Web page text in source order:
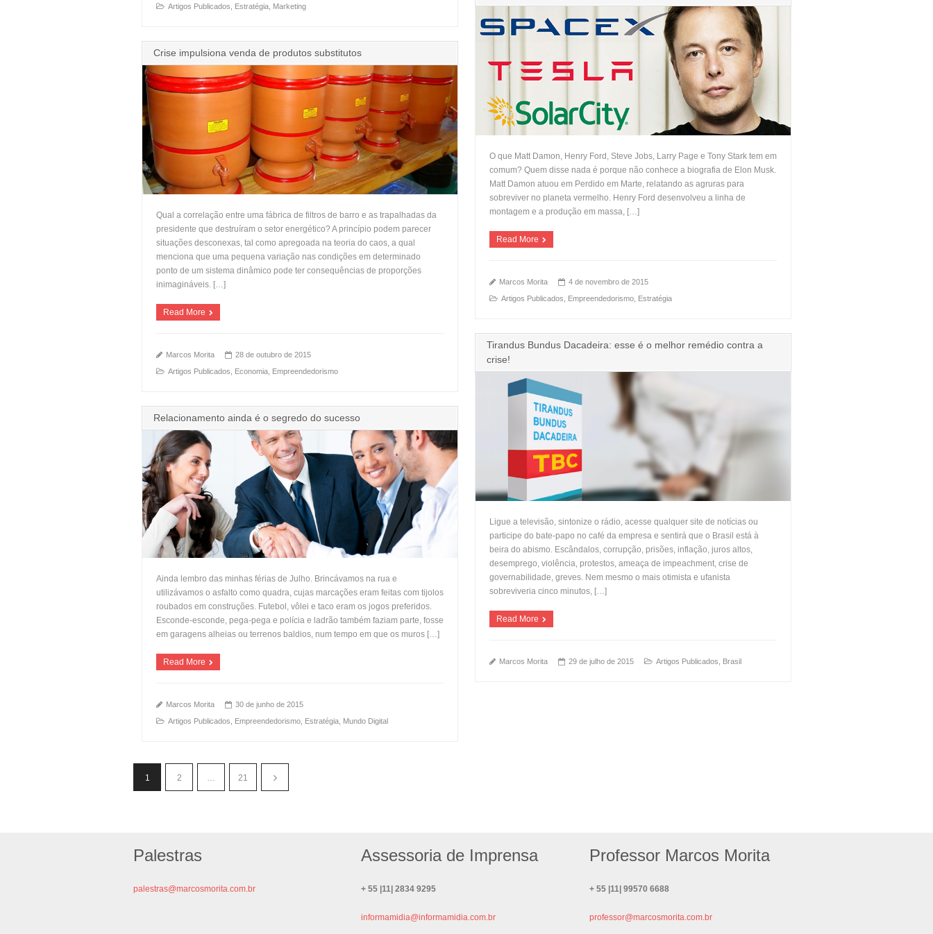
Artigos Publicados
Estratégia Marketing
O que Matt Damon, Henry Ford, Steve Jobs, Larry Page e Tony Stark tem em
comum? Quem disse nada é porque não conhece a biografia de Elon Musk.
Matt Damon atuou em Perdido em Marte, relatando as agruras para
sobreviver no planeta vermelho. Henry Ford desenvolveu a linha de
montagem e a produção em massa, […]
Read More
Marcos Morita
4 de novembro de 2015
Artigos Publicados
Empreendedorismo Estratégia
Crise impulsiona venda de produtos substitutos
Qual a correlação entre uma fábrica de filtros de barro e as trapalhadas da
presidente que destruíram o setor energético? A princípio podem parecer
situações desconexas, tal como apregoada na teoria do caos, a qual
menciona que uma pequena variação nas condições em determinado
ponto de um sistema dinâmico pode ter consequências de proporções
inimagináveis. […]
Read More
Marcos Morita
28 de outubro de 2015
Artigos Publicados, Economia, Empreendedorismo
Tirandus Bundus Dacadeira: esse é o melhor remédio contra a
crise!
Ligue a televisão, sintonize o rádio, acesse qualquer site de notícias ou
participe do bate-papo no café da empresa e sentirá que o Brasil está à
beira do abismo. Escândalos, corrupção, prisões, inflação, juros altos,
desemprego, violência, protestos, ameaça de impeachment, crise de
governabilidade, greves. Nem mesmo o mais otimista e ufanista
sobreviveria cinco minutos, […]
Read More
Marcos Morita 29 de julho de 2015 Artigos Publicados Brasil
Relacionamento ainda é o segredo do sucesso
Ainda lembro das minhas férias de Julho. Brincávamos na rua e
utilizávamos o asfalto como quadra, cujas marcações eram feitas com tijolos
roubados em construções. Futebol, vôlei e taco eram os jogos preferidos.
Esconde-esconde, pega-pega e polícia e ladrão também faziam parte, fosse
em garagens alheias ou terrenos baldios, num tempo em que os muros […]
Read More
Marcos Morita
30 de junho de 2015
Artigos Publicados
Empreendedorismo Estratégia Mundo Digital
1 2 … 21
Palestras
palestras@marcosmorita.com.br
Assessoria de Imprensa
+ 55 |11| 2834 9295
informamidia@informamidia.com.br
Professor Marcos Morita
+ 55 |11| 99570 6688
professor@marcosmorita.com.br